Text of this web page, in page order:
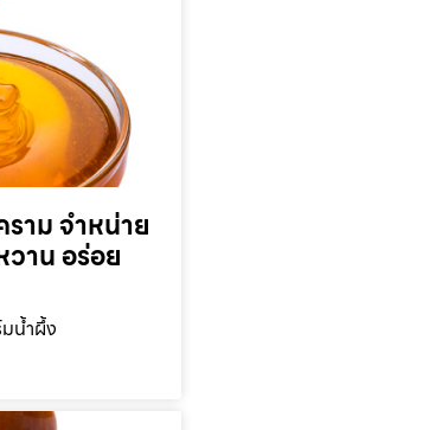
าม จำหน่าย
าน อร่อย
น้ำผึ้ง